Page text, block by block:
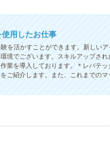
用したお仕事
を活かすことができます。新しいア
境でございます。スキルアップされ
業を導入しております。＊レバテッ
ご紹介します。また、これまでのマ